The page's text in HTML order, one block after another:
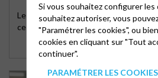
Le bulletin trimestriel de notre Église
ce site, pour respecter le RGPD, …
Si vous souhaitez configurer les
souhaitez autoriser, vous
"Paramétrer les cookies", ou
cookies en cliquant sur "Tout
continuer".
PARAMÉTRER LES COOKIES